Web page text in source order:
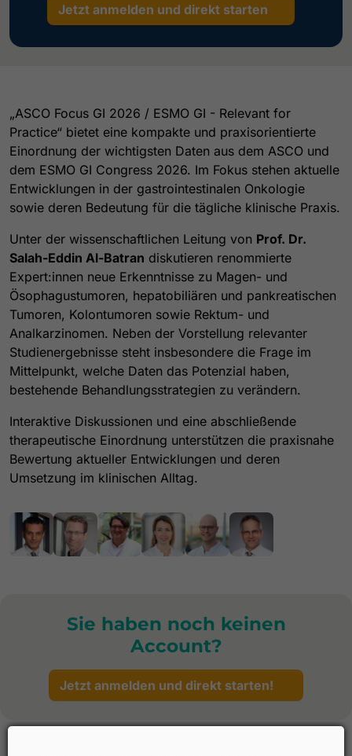
Jetzt anmelden und direkt starten
„ASCO Focus GI 2026 / ESMO GI - Relevant for
Practice“ bietet eine kompakte und praxisorientierte
Einordnung der wichtigsten Daten aus dem ASCO und
dem ESMO GI Congress 2026. Im Fokus stehen aktuelle
Entwicklungen in der gastrointestinalen Onkologie
sowie deren Bedeutung für die tägliche klinische Praxis.
Unter der wissenschaftlichen Leitung von Prof. Dr.
Salah-Eddin Al-Batran diskutieren renommierte
Expert:innen neue Erkenntnisse zu Magen- und
Ösophagustumoren, hepatobiliären und pankreatischen
Tumoren, Kolontumoren sowie Rektum- und
Analkarzinomen. Neben der Vorstellung relevanter
Studienergebnisse steht insbesondere die Frage im
Mittelpunkt, welche Daten das Potenzial haben,
bestehende Behandlungsstrategien zu verändern.
Interaktive Diskussionen und eine abschließende
therapeutische Einordnung unterstützen die praxisnahe
Bewertung aktueller Entwicklungen und deren
Umsetzung im klinischen Alltag.
Sie haben noch keinen
Account?
Jetzt anmelden und direkt starten!